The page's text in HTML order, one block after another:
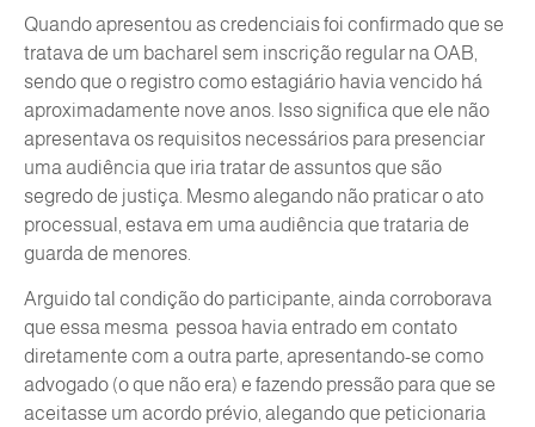
Quando apresentou as credenciais foi confirmado que se
tratava de um bacharel sem inscrição regular na OAB,
sendo que o registro como estagiário havia vencido há
aproximadamente nove anos. Isso significa que ele não
apresentava os requisitos necessários para presenciar
uma audiência que iria tratar de assuntos que são
segredo de justiça. Mesmo alegando não praticar o ato
processual, estava em uma audiência que trataria de
guarda de menores.
Arguido tal condição do participante, ainda corroborava
que essa mesma pessoa havia entrado em contato
diretamente com a outra parte, apresentando-se como
advogado (o que não era) e fazendo pressão para que se
aceitasse um acordo prévio, alegando que peticionaria